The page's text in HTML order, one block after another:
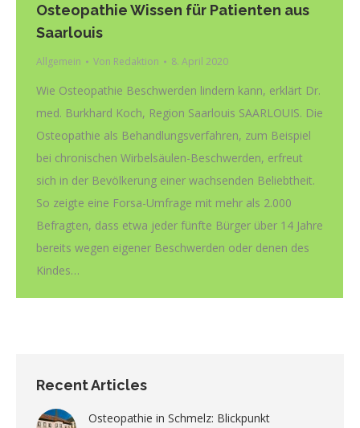
Osteopathie Wissen für Patienten aus
Saarlouis
Allgemein Von Redaktion 8. April 2020
Wie Osteopathie Beschwerden lindern kann, erklärt Dr.
med. Burkhard Koch, Region Saarlouis SAARLOUIS. Die
Osteopathie als Behandlungsverfahren, zum Beispiel
bei chronischen Wirbelsäulen-Beschwerden, erfreut
sich in der Bevölkerung einer wachsenden Beliebtheit.
So zeigte eine Forsa-Umfrage mit mehr als 2.000
Befragten, dass etwa jeder fünfte Bürger über 14 Jahre
bereits wegen eigener Beschwerden oder denen des
Kindes…
Recent Articles
Osteopathie in Schmelz: Blickpunkt